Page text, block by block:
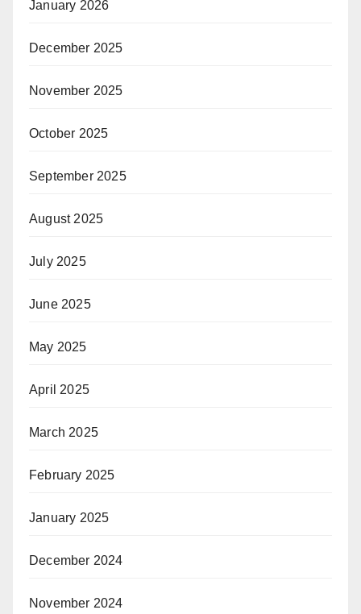
January 2026
December 2025
November 2025
October 2025
September 2025
August 2025
July 2025
June 2025
May 2025
April 2025
March 2025
February 2025
January 2025
December 2024
November 2024